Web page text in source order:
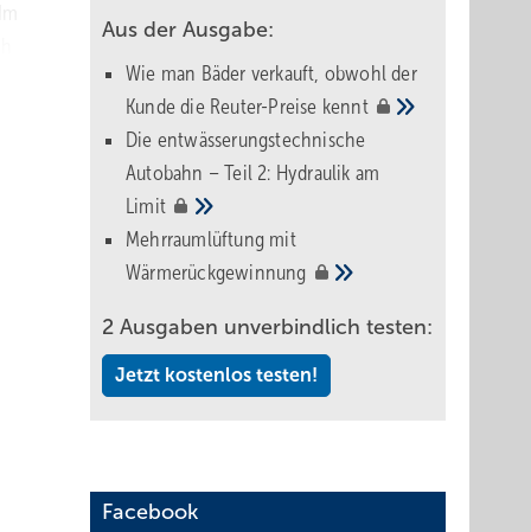
Aus der Ausgabe:
Wie man Bäder verkauft, obwohl der
Kunde die Reuter-Preise kennt
Die entwässerungstechnische
Autobahn – Teil 2: Hydraulik am
Limit
Mehrraumlüftung mit
Wärmerückgewinnung
2 Ausgaben unverbindlich testen:
Jetzt kostenlos testen!
Facebook